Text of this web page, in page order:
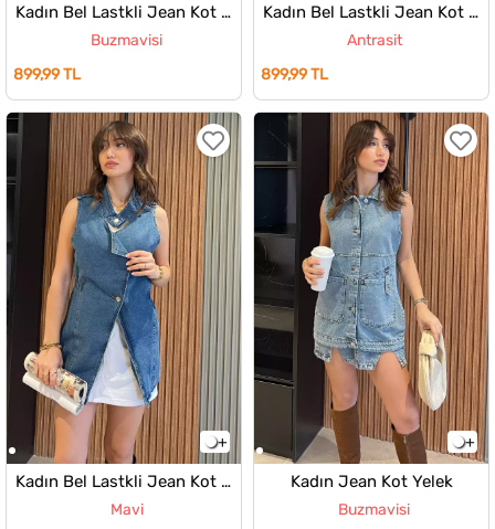
Kadın Bel Lastkli Jean Kot Yelek
Buzmavisi
899,99 TL
Kadın Bel Lastkli Jean Kot Yelek
Antrasit
899,99 TL
Kadın Bel Lastkli Jean Kot Yelek
Mavi
Kadın Jean Kot Yelek
Buzmavisi